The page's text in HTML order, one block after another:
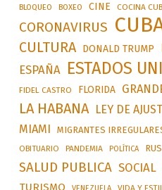
BLOQUEO BOXEO CINE COCINA
CORONAVIRUS
CULTURA DONALD TRUMP
ESPAÑA ESTADOS
FIDEL CASTRO FLORIDA
LA HABANA LEY DE
MIAMI MIGRANTES
OBITUARIO PANDEMIA POLÍTICA
SALUD PUBLICA SOCIAL
TURISMO VIDA Y